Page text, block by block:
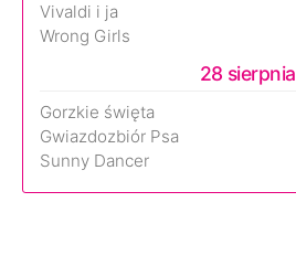
Vivaldi i ja
Wrong Girls
28 sierpnia
Gorzkie święta
Gwiazdozbiór Psa
Sunny Dancer